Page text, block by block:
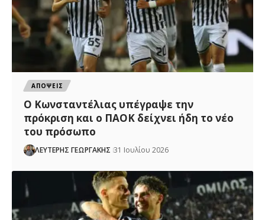
ΑΠΟΨΕΙΣ
Ο Κωνσταντέλιας υπέγραψε την
πρόκριση και ο ΠΑΟΚ δείχνει ήδη το νέο
του πρόσωπο
ΛΕΥΤΕΡΗΣ ΓΕΩΡΓΑΚΗΣ 31 Ιουλίου 2026